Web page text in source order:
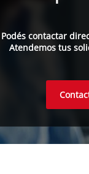
Podés contactar
Atendemos tus